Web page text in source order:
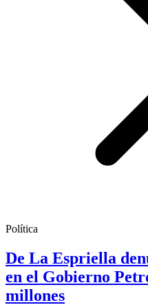
Política
De La Espriella
en el Gobierno
millones